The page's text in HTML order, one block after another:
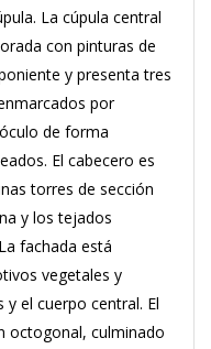
La cúpula central
con pinturas de
y presenta tres
por
de forma
El cabecero es
torres de sección
y los tejados
fachada está
vegetales y
el cuerpo central. El
octogonal, culminado